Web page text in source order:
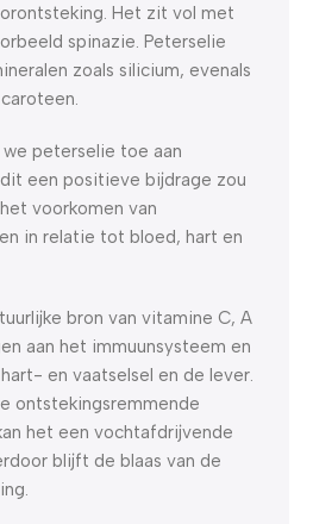
Het zit vol met
spinazie. Peterselie
zoals silicium, evenals
peterselie toe aan
een positieve bijdrage zou
voorkomen van
in relatie tot bloed, hart en
bron van vitamine C, A
aan het immuunsysteem en
en vaatselsel en de lever.
ontstekingsremmende
het een vochtafdrijvende
blijft de blaas van de